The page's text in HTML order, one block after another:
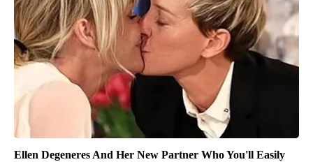
Ellen Degeneres And Her New Partner Who You'll Easily